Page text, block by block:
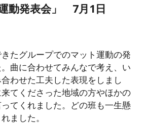
動発表会」 7月1日
たグループでのマット運動の発
曲に合わせてみんなで考え、い
わせた工夫した表現をしまし
てくださった地域の方やほかの
てくれました。どの班も一生懸
ました。